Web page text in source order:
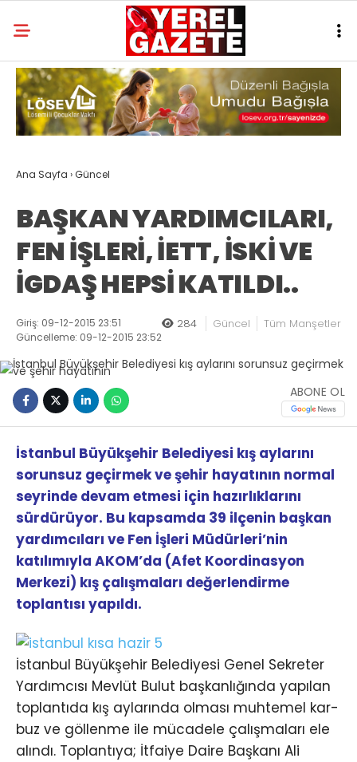
Ana Sayfa ›Güncel
BAŞKAN YARDIMCILARI,
FEN İŞLERİ, İETT, İSKİ VE
İGDAŞ HEPSİ KATILDI..
Giriş: 09-12-2015 23:51
Güncelleme: 09-12-2015 23:52
284 Güncel Tüm Manşetler
ABONE OL
İstanbul Büyükşehir Belediyesi kış aylarını
sorunsuz geçirmek ve şehir hayatının normal
seyrinde devam etmesi için hazırlıklarını
sürdürüyor. Bu kapsamda 39 ilçenin başkan
yardımcıları ve Fen İşleri Müdürleri’nin
katılımıyla AKOM’da (Afet Koordinasyon
Merkezi) kış çalışmaları değerlendirme
toplantısı yapıldı.
İstanbul Büyükşehir Belediyesi Genel Sekreter
Yardımcısı Mevlüt Bulut başkanlığında yapılan
toplantıda kış aylarında olması muhtemel kar-
buz ve göllenme ile mücadele çalışmaları ele
alındı. Toplantıya; İtfaiye Daire Başkanı Ali